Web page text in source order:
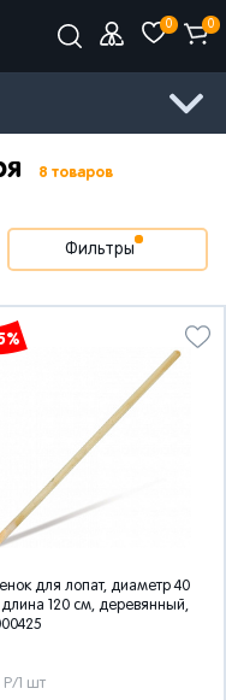
0 0
8 товаров
Фильтры
для лопат, диаметр 40
120 см, деревянный,
Р/1 шт